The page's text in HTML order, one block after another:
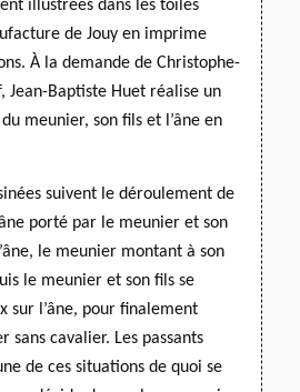
illustrées dans les toiles
de Jouy en imprime
À la demande de Christophe-
Jean-Baptiste Huet réalise un
meunier, son fils et l’âne en
suivent le déroulement de
porté par le meunier et son
le meunier montant à son
le meunier et son fils se
sur l’âne, pour finalement
sans cavalier. Les passants
de ces situations de quoi se